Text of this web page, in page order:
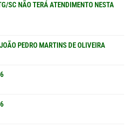
SC NÃO TERÁ ATENDIMENTO NESTA
PEDRO MARTINS DE OLIVEIRA